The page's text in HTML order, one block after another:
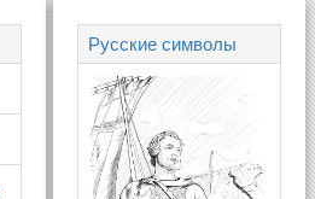
Русские символы